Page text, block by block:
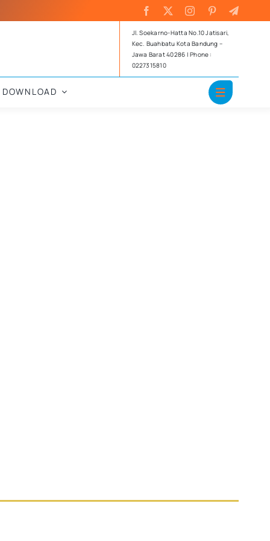
Jl. Soekarno-Hatta No.10 Jatisari,
Kec. Buahbatu Kota Bandung –
Jawa Barat 40286 | Phone :
0227315810
DOWNLOAD